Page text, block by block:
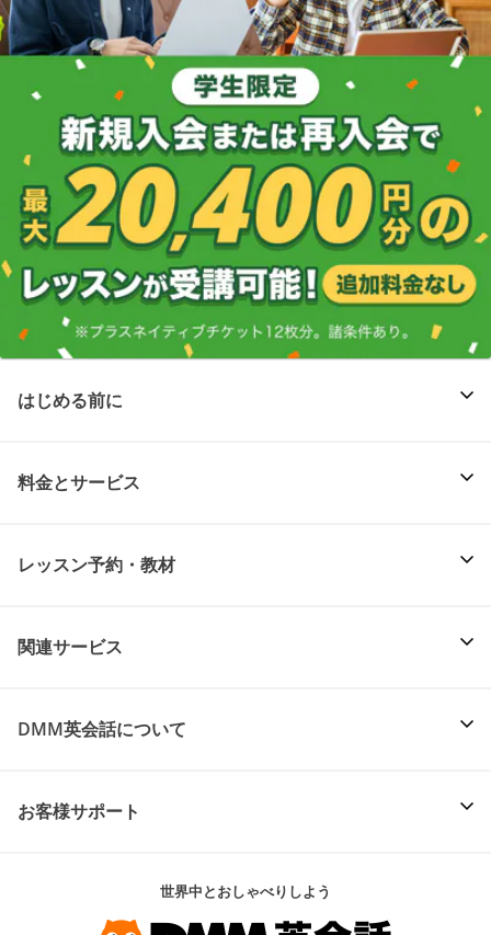
はじめる前に
料金とサービス
レッスン予約・教材
関連サービス
DMM英会話について
お客様サポート
世界中とおしゃべりしよう